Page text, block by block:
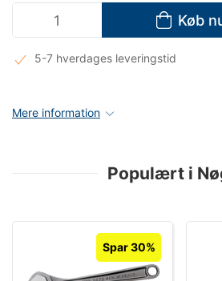
Køb
5-7 hverdages leveringstid
Mere information
Populært i
Spar 30%